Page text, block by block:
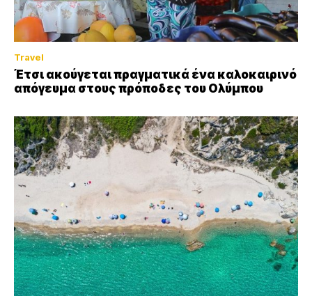
Travel
Έτσι ακούγεται πραγματικά ένα καλοκαιρινό
απόγευμα στους πρόποδες του Ολύμπου